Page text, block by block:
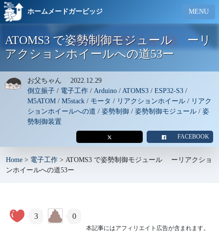
ホームメードガービッジ MENU
ATOMS3 で姿勢制御モジュール ーリ
アクションホイールへの道53ー
お父ちゃん 2022.12.29
倒立振子 / 電子工作 / Arduino / ATOMS3 / ESP32-S3 /
M5ATOM / M5stack / モータ / リアクションホイール / リアク
ションホイールへの道 / 姿勢制御 / 姿勢制御モジュール / 姿
勢制御装置
FACEBOOK
Home > 電子工作 > ATOMS3 で姿勢制御モジュール ーリアクショ
ンホイールへの道53ー
本記事にはアフィリエイト広告が含まれます。
3 0